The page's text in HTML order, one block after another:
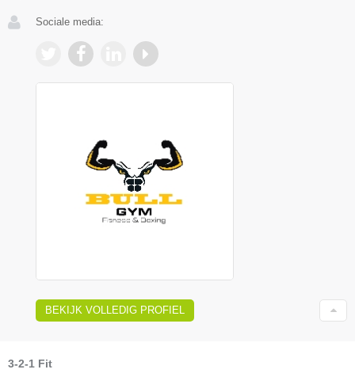
Sociale media:
BEKIJK VOLLEDIG PROFIEL
3-2-1 Fit